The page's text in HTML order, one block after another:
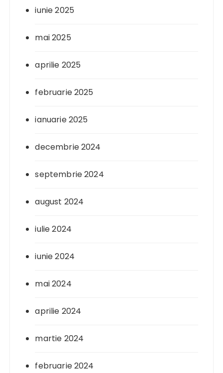
iunie 2025
mai 2025
aprilie 2025
februarie 2025
ianuarie 2025
decembrie 2024
septembrie 2024
august 2024
iulie 2024
iunie 2024
mai 2024
aprilie 2024
martie 2024
februarie 2024